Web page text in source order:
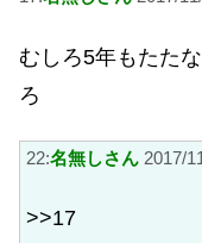
むしろ5年もたた
ろ
22:名無しさん 2017/
>>17